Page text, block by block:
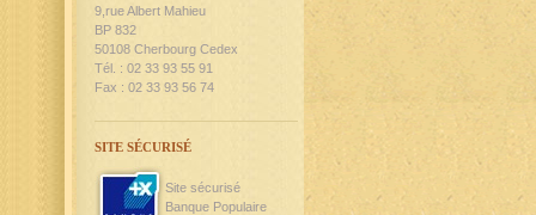
9,rue Albert Mahieu
BP 832
50108 Cherbourg Cedex
Tél. : 02 33 93 55 91
Fax : 02 33 93 56 74
SITE SÉCURISÉ
Site sécurisé
Banque Populaire